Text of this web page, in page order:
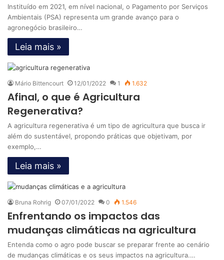
Instituído em 2021, em nível nacional, o Pagamento por Serviços
Ambientais (PSA) representa um grande avanço para o
agronegócio brasileiro…
Leia mais »
Mário Bittencourt 12/01/2022 1 1.632
Afinal, o que é Agricultura
Regenerativa?
A agricultura regenerativa é um tipo de agricultura que busca ir
além do sustentável, propondo práticas que objetivam, por
exemplo,…
Leia mais »
Bruna Rohrig 07/01/2022 0 1.546
Enfrentando os impactos das
mudanças climáticas na agricultura
Entenda como o agro pode buscar se preparar frente ao cenário
de mudanças climáticas e os seus impactos na agricultura.…